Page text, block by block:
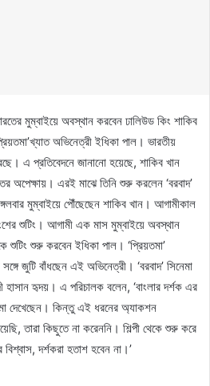
মুম্বাইয়ে অবস্থান করবেন ঢালিউড কিং শাকিব
অভিনেত্রী ইধিকা পাল। ভারতীয়
এ প্রতিবেদনে জানানো হয়েছে, শাকিব খান
অপেক্ষায়। এরই মাঝে তিনি শুরু করলেন ‘বরবাদ’
মুম্বাইয়ে পৌঁছেছেন শাকিব খান। আগামীকাল
শুটিং। আগামী এক মাস মুম্বাইয়ে অবস্থান
শুরু করবেন ইধিকা পাল। ‘প্রিয়তমা’
জুটি বাঁধছেন এই অভিনেত্রী। ‘বরবাদ’ সিনেমা
হাসান হৃদয়। এ পরিচালক বলেন, ‘বাংলার দর্শক এর
দেখেছেন। কিন্তু এই ধরনের অ্যাকশন
তারা কিছুতে না করেননি। শিল্পী থেকে শুরু করে
দর্শকরা হতাশ হবেন না।’